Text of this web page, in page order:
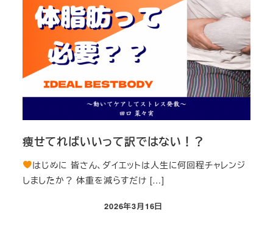
痩せてればいいって訳ではない！？
はじめに 皆さん、ダイエットは人生に何回程チャレンジ
しましたか？ 体重を減らすだけ […]
投稿日
2026年3月16日